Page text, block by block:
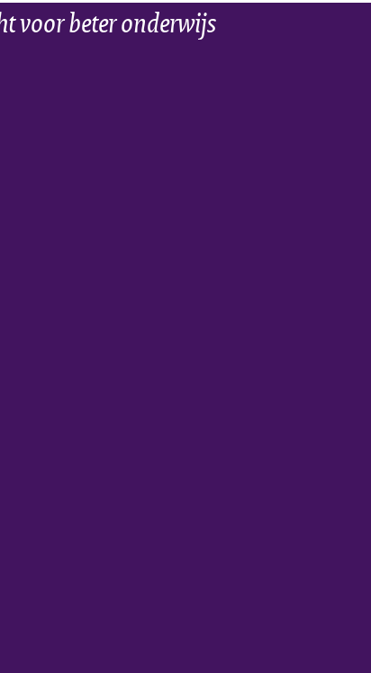
voor beter onderwijs